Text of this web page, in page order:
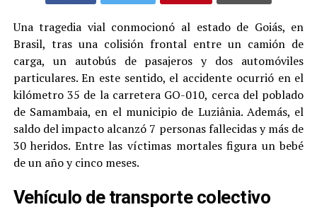
Una tragedia vial conmocionó al estado de Goiás, en
Brasil, tras una colisión frontal entre un camión de
carga, un autobús de pasajeros y dos automóviles
particulares. En este sentido, el accidente ocurrió en el
kilómetro 35 de la carretera GO-010, cerca del poblado
de Samambaia, en el municipio de Luziânia. Además, el
saldo del impacto alcanzó 7 personas fallecidas y más de
30 heridos. Entre las víctimas mortales figura un bebé
de un año y cinco meses.
Vehículo de transporte colectivo